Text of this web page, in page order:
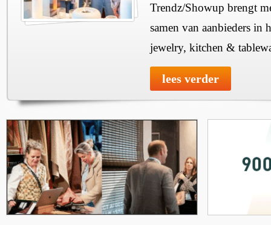
Trendz/Showup brengt
samen van aanbieders in
jewelry, kitchen &
lees verder